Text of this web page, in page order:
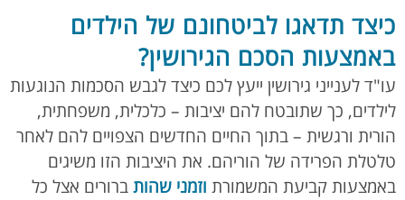
כיצד תדאגו לביטחונם של הילדים
באמצעות הסכם הגירושין?
עו"ד לענייני גירושין ייעץ לכם כיצד לגבש הסכמות הנוגעות
לילדים, כך שתובטח להם יציבות – כלכלית, משפחתית,
הורית ורגשית – בתוך החיים החדשים הצפויים להם לאחר
טלטלת הפרידה של הוריהם. את היציבות הזו משיגים
באמצעות קביעת המשמורת וזמני שהות ברורים אצל כל